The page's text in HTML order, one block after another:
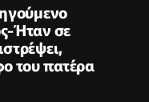
Ήταν σε
του πατέρα